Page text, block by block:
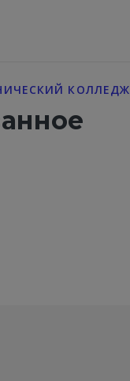
КОЛЛЕДЖ